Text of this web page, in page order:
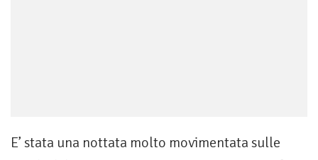
E’ stata una nottata molto movimentata sulle